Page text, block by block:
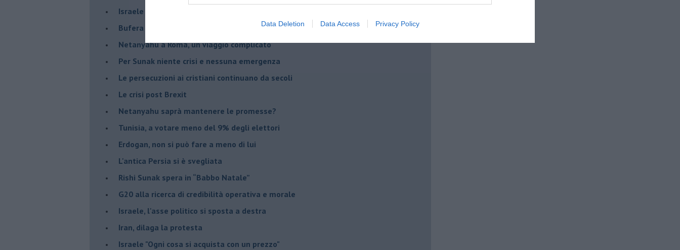
Data Deletion Data Access Privacy Policy
Israele rischia una guerra civile
Bufera sull'immigrazione
Netanyahu a Roma, un viaggio complicato
Per Sunak niente crisi e nessuna emergenza
Le persecuzioni ai cristiani continuano da secoli
Le crisi post Brexit
Netanyahu saprà mantenere le promesse?
Tunisia, a votare meno del 9% degli elettori
Erdogan, non si può fare a meno di lui
L'antica Persia si è svegliata
Rishi Sunak spera in “Babbo Natale”
G20 alla ricerca di credibilità operativa e morale
Israele, l'asse politico si sposta a destra
Iran, dilaga la protesta
Israele "Ogni cosa si acquista con un prezzo"